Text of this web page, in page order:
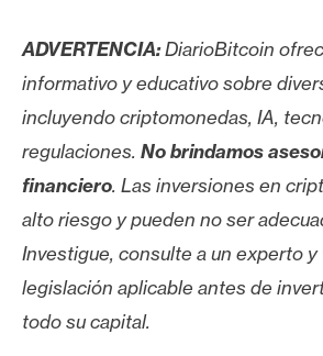
o
y
P
u
b
l
c
i
d
a
ADVERTENCIA:DiarioBitcoin
informativo y educativo sobre
incluyendo criptomonedas, IA,
regulaciones. No brindamos
financiero. Las inversiones en
alto riesgo y pueden no ser
Investigue, consulte a un experto y
legislación aplicable antes de
todo su capital.